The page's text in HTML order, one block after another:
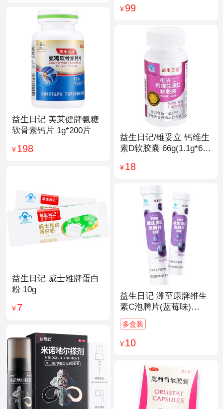
¥99
益生日记 美莱健牌氨糖
软骨素钙片 1g*200片
¥198
益生日记/维妥立 钙维生
素D软胶囊 66g(1.1g*60
¥18
益生日记 威士雅牌蛋白
粉 10g
¥7
益生日记 潍至康牌维生
素C泡腾片(蓝莓味)
4.0g*20片
多盒装
¥10